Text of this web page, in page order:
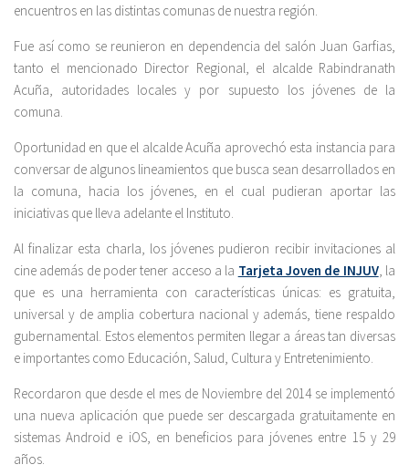
encuentros en las distintas comunas de nuestra región.
Fue así como se reunieron en dependencia del salón Juan Garfias,
tanto el mencionado Director Regional, el alcalde Rabindranath
Acuña, autoridades locales y por supuesto los jóvenes de la
comuna.
Oportunidad en que el alcalde Acuña aprovechó esta instancia para
conversar de algunos lineamientos que busca sean desarrollados en
la comuna, hacia los jóvenes, en el cual pudieran aportar las
iniciativas que lleva adelante el Instituto.
Al finalizar esta charla, los jóvenes pudieron recibir invitaciones al
cine además de poder tener acceso a la Tarjeta Joven de INJUV, la
que es una herramienta con características únicas: es gratuita,
universal y de amplia cobertura nacional y además, tiene respaldo
gubernamental. Estos elementos permiten llegar a áreas tan diversas
e importantes como Educación, Salud, Cultura y Entretenimiento.
Recordaron que desde el mes de Noviembre del 2014 se implementó
una nueva aplicación que puede ser descargada gratuitamente en
sistemas Android e iOS, en beneficios para jóvenes entre 15 y 29
años.